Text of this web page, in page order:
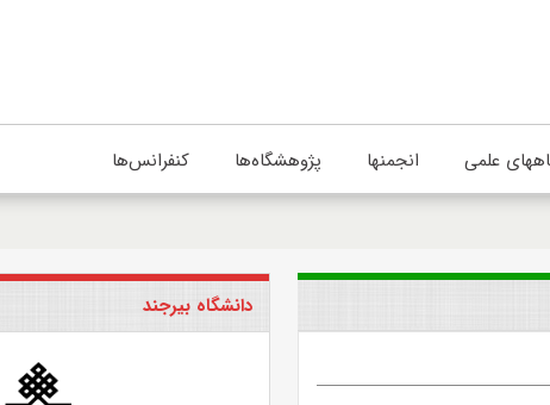
علمی انجمنها پژوهشگاه‌ها کنفرانس‌ها
دانشگاه بیرجند